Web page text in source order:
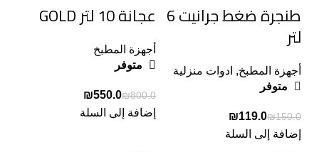
طنجرة ضغط جرانيت 6
لتر
أجهزة المطبخ, ادوات منزلية
متوفر
₪150.0
₪119.0
إضافة إلى السلة
عجانة 10 لتر GOLD
أجهزة المطبخ
متوفر
₪800.0
₪550.0
إضافة إلى السلة